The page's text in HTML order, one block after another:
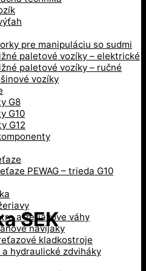
pre manipuláciu so sudmi
paletové vozíky – elektrické
paletové vozíky – ručné
vozíky
G8
G10
G12
PEWAG – trieda G10
a žeriavove váhy
navijaky
kladkostroje
hydraulické zdviháky
SEK